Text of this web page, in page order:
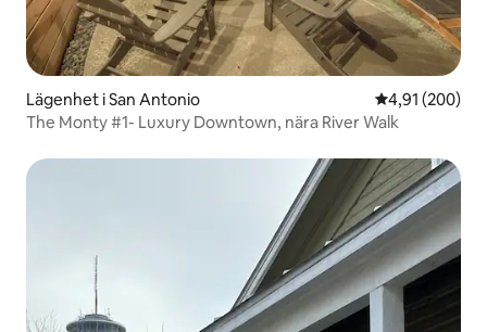
Lägenhet i San Antonio 4,91 av 5 i
4,91 (200)
The Monty #1- Luxury Downtown, nära River Walk